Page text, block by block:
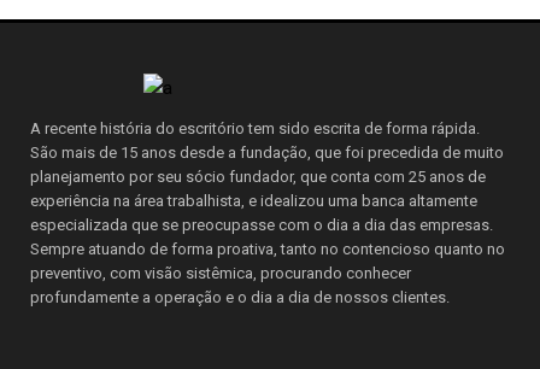
A recente história do escritório tem sido escrita de forma rápida.
São mais de 15 anos desde a fundação, que foi precedida de muito
planejamento por seu sócio fundador, que conta com 25 anos de
experiência na área trabalhista, e idealizou uma banca altamente
especializada que se preocupasse com o dia a dia das empresas.
Sempre atuando de forma proativa, tanto no contencioso quanto no
preventivo, com visão sistêmica, procurando conhecer
profundamente a operação e o dia a dia de nossos clientes.